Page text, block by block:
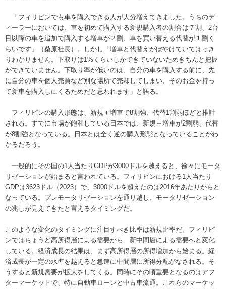
「フィリピンでも車を購入できる人が大分増えてきました。うちのデ
ィーラーにおいては、車を初めて購入する新規購入者の割合は７割、2台
目以降の車を追加で購入する増車が２割、車を買い替える代替が１割く
らいです」（桑原社長）。しかし「増車と代替えがぼやけていてはっき
りわかりません。下取りは1%くらいしかできていないためきちんと把握
ができていません。下取り率が低いのは、自分の車を購入する前に、先
に自分の車を個人売買など別な場所で売却してしまい、そのお金を持っ
て新車を購入しにくるためだと思われます」と語る。
フィリピンの購入形態は、新規＋増車で8割強、代替1割弱ほどと推計
される。すでに市場が飽和している日本では、新規＋増車が2割弱、代替
が8割強となっている。日本とは全く逆の購入形態となっていることがわ
かるだろう。
一般的にその国の1人当たりGDPが3000ドルを越えると、徐々にモータ
リゼーションが始まると言われている。フィリピンにおける1人当たり
GDPは3623ドル（2023）で、3000ドルを超えたのは2016年あたりからと
なっている。プレモータリゼーションを通り越し、モータリゼーション
の兆しが見えてきたと言えるタイミングだ。
このような変化のタイミングに注目すべき比率は新規比率だ。フィリピ
ンではちょうど高所得層による需要から 新中間層による需要へと変化
している。経済成長の結果は、まず高所得層の所得増加から始まる。経
済成長が一定の水準を越えると急速に中間層に所得分配がなされる。そ
うすると新規需要が拡大をしてくる。同時にその頃重要となるのはアフ
ターマーケットで、特に自動車ローンと中古車流通。これらのマーケッ